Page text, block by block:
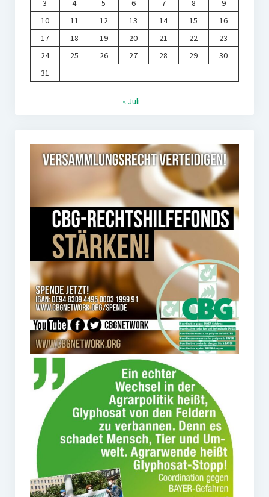
3 4 5 6 7 8
9
10
11 12 13 14 15
16
17
18 19 20 21 22
23
24
25 26 27 28 29
30
31
« Juli